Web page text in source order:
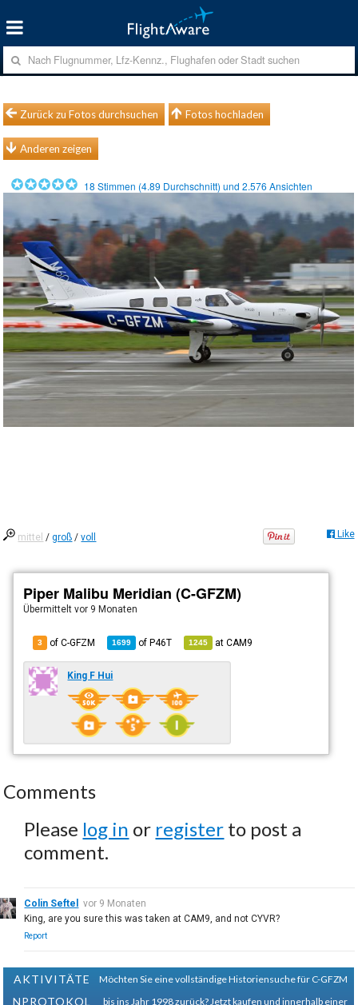
Zurück zu Fotos durchsuchen Fotos hochladen
Anderen zeigen
18 Stimmen (4.89 Durchschnitt) und2.576 Ansichten
mittel /groß /voll Like
Piper Malibu Meridian (C-GFZM)
Übermitteltvor 9 Monaten
3 of C-GFZM 1699 ofP46T 1245 atCAM9
King F Hui
Comments
Please log in or register to post a
comment.
Colin Seftel
vor 9 Monaten
King, are you sure this was taken at CAM9, and not CYVR?
Report
AKTIVITÄTE
NPROTOKOL
Möchten Sie eine vollständige Historiensuche für C-GFZM
bis ins Jahr 1998 zurück? Jetzt kaufen und innerhalb einer